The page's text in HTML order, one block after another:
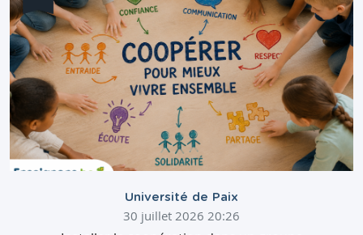
Université de Paix
30 juillet 2026 20:26